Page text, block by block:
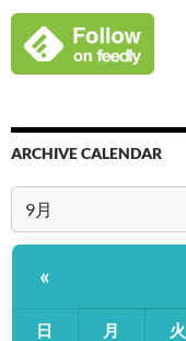
ARCHIVE CALENDAR
«
日 月 火